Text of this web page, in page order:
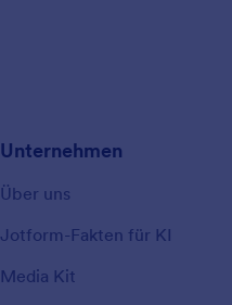
Unternehmen
Über uns
Jotform-Fakten für KI
Media Kit